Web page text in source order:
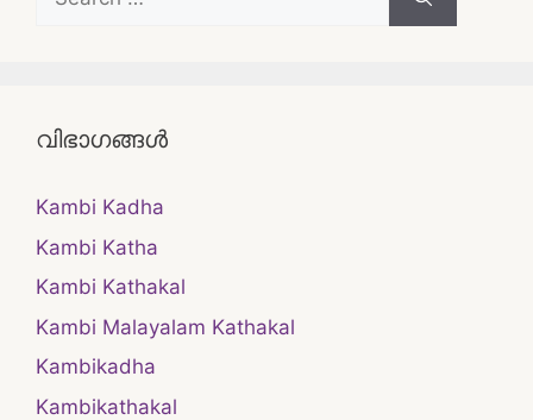
for:
വിഭാഗങ്ങൾ
Kambi Kadha
Kambi Katha
Kambi Kathakal
Kambi Malayalam Kathakal
Kambikadha
Kambikathakal